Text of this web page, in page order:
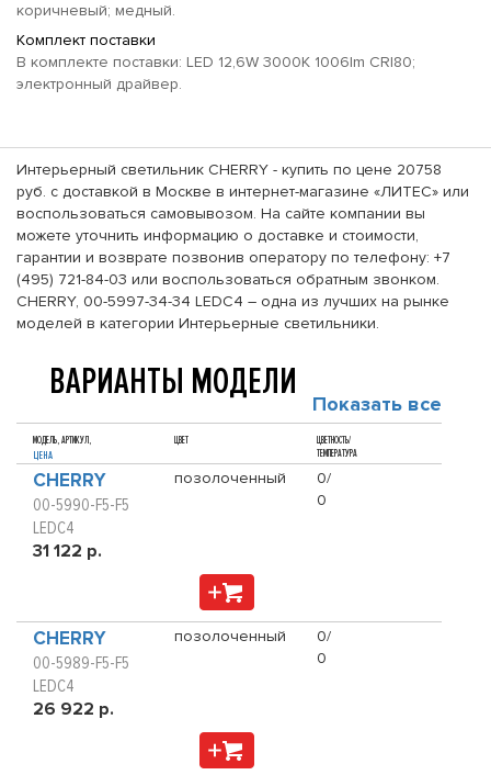
коричневый; медный.
Комплект поставки
В комплекте поставки: LED 12,6W 3000K 1006lm CRI80;
электронный драйвер.
Интерьерный светильник CHERRY - купить по цене 20758
руб. с доставкой в Москве в интернет-магазине «ЛИТЕС» или
воспользоваться самовывозом. На сайте компании вы
можете уточнить информацию о доставке и стоимости,
гарантии и возврате позвонив оператору по телефону: +7
(495) 721-84-03 или воспользоваться обратным звонком.
CHERRY, 00-5997-34-34 LEDC4 – одна из лучших на рынке
моделей в категории Интерьерные светильники.
ВАРИАНТЫ МОДЕЛИ Показать все
МОДЕЛЬ, АРТИКУЛ,
ЦЕНА
ЦВЕТ
ЦВЕТНОСТЬ/
ТЕМПЕРАТУРА
CHERRY
00-5990-F5-F5
LEDC4
31 122 р.
позолоченный
0/
0
CHERRY
00-5989-F5-F5
LEDC4
26 922 р.
позолоченный
0/
0